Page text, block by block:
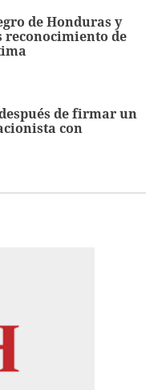
de Honduras y
reconocimiento de
de firmar un
con